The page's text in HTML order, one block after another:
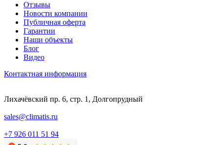
Отзывы
Новости компании
Публичная оферта
Гарантии
Наши объекты
Блог
Видео
Контактная информация
Лихачёвский пр. 6, стр. 1, Долгопрудный
sales@climatis.ru
+7 926 011 51 94